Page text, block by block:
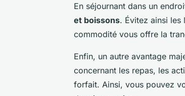
En séjournant dans un
et boissons. Évitez ainsi les
commodité vous offre la
Enfin, un autre avantage
concernant les repas, les
forfait. Ainsi, vous pouvez